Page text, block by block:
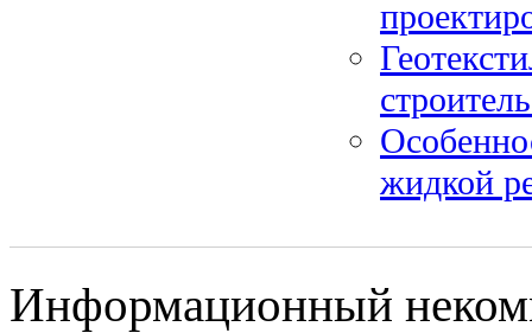
жидкой
Информационный